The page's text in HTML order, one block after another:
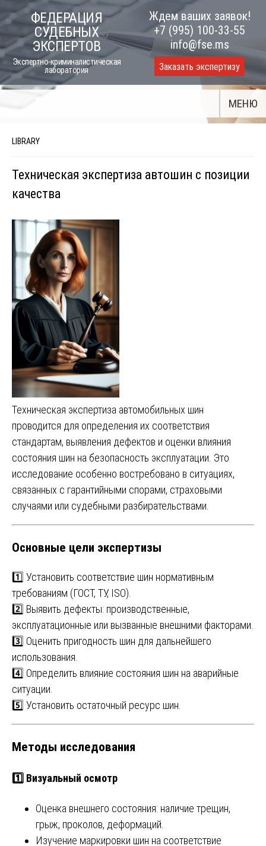
to
content
ФЕДЕРАЦИЯ
СУДЕБНЫХ
ЭКСПЕРТОВ
Экспертно-криминалистическая
лаборатория
Ждем ваших заявок!
+7 (995) 100-33-55
info@fse.ms
Заказать экспертизу
МЕНЮ
LIBRARY
Техническая экспертиза автошин с позиции
качества
Техническая экспертиза автомобильных шин
проводится для определения их соответствия
стандартам, выявления дефектов и оценки влияния
состояния шин на безопасность эксплуатации. Это
исследование особенно востребовано в ситуациях,
связанных с гарантийными спорами, страховыми
случаями или судебными разбирательствами.
Основные цели экспертизы
1️⃣ Установить соответствие шин нормативным
требованиям (ГОСТ, ТУ, ISO).
2️⃣ Выявить дефекты: производственные,
эксплуатационные или вызванные внешними факторами.
3️⃣ Оценить пригодность шин для дальнейшего
использования.
4️⃣ Определить влияние состояния шин на аварийные
ситуации.
5️⃣ Установить остаточный ресурс шин.
Методы исследования
1️⃣ Визуальный осмотр
Оценка внешнего состояния: наличие трещин,
грыж, проколов, деформаций.
Изучение маркировки шин на соответствие